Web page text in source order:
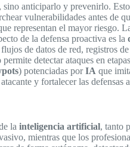
sino anticiparlo y prevenirlo.
vulnerabilidades antes de
representan el mayor riesgo.
de la defensa proactiva es la
de datos de red, registros
detectar ataques en
) potenciadas porIA que
y fortalecer las defensas
la inteligencia artificial, tanto
mientras que los